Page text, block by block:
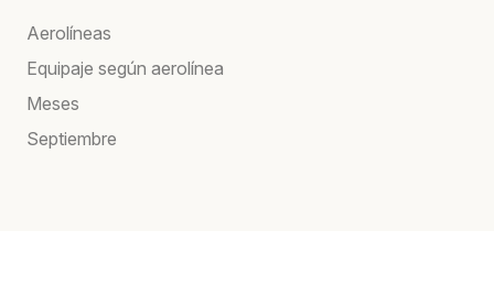
Aerolíneas
Equipaje según aerolínea
Meses
Septiembre